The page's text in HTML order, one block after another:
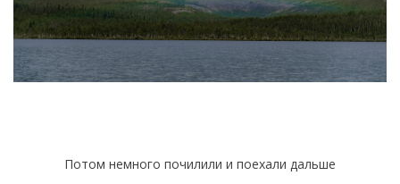
Потом немного почилили и поехали дальше